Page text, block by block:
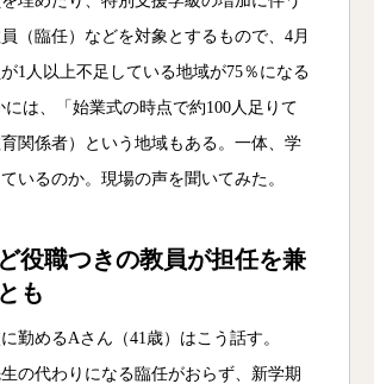
（臨任）などを対象とするもので、4月
1人以上不足している地域が75％になる
は、「始業式の時点で約100人足りて
関係者）という地域もある。一体、学
いるのか。現場の声を聞いてみた。
役職つきの教員が担任を兼
も
勤めるAさん（41歳）はこう話す。
生の代わりになる臨任がおらず、新学期